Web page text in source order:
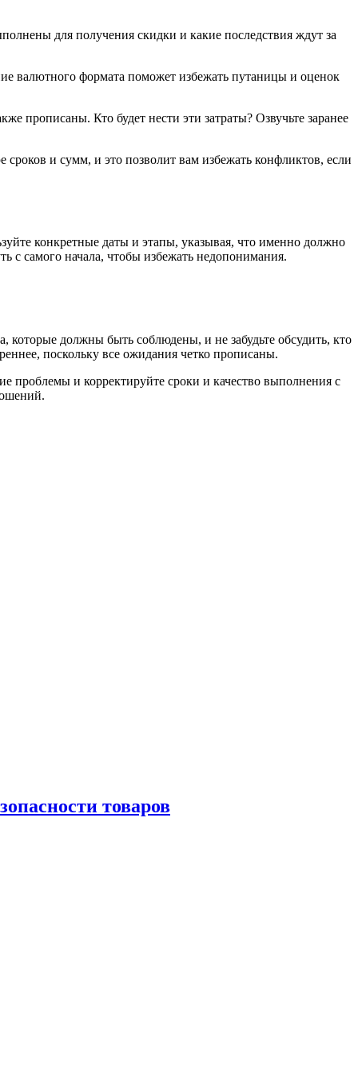
для получения скидки и какие последствия ждут за
валютного формата поможет избежать путаницы и оценок
прописаны. Кто будет нести эти затраты? Озвучьте заранее
и сумм, и это позволит вам избежать конфликтов, если
конкретные даты и этапы, указывая, что именно должно
с самого начала, чтобы избежать недопонимания.
которые должны быть соблюдены, и не забудьте обсудить, кто
поскольку все ожидания четко прописаны.
проблемы и корректируйте сроки и качество выполнения с
товаров